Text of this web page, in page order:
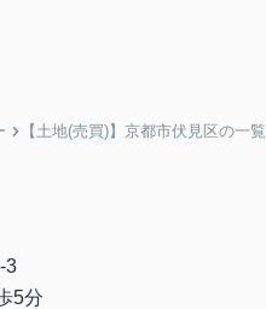
【土地(売買)】京都市伏見区の一覧
3
5分